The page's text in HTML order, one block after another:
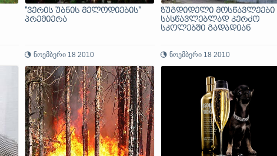
"ვერის უბნის მელოდიების"
პრემიერა
ნოემბერი 18 2010
ზუგდიდელი მოსწავლეები
სასწავლებლად კერძო
სკოლებში გადადიან
ნოემბერი 18 2010